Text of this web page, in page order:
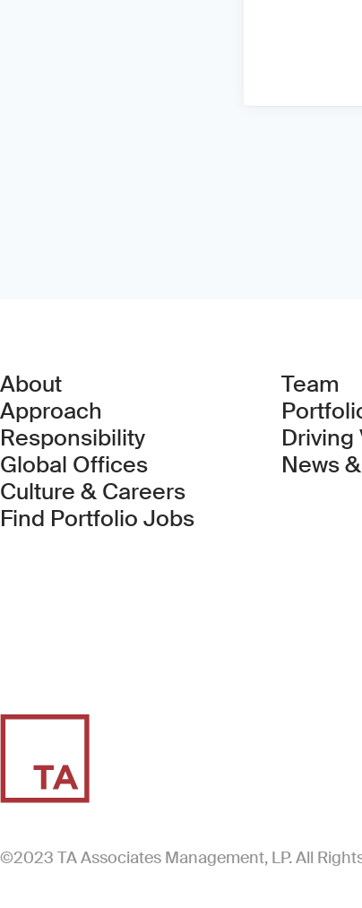
About
Approach
Responsibility
Global Offices
Culture & Careers
Find Portfolio Jobs(Link opens in
Team
Driving
News
©2023 TA Associates Management, LP. All